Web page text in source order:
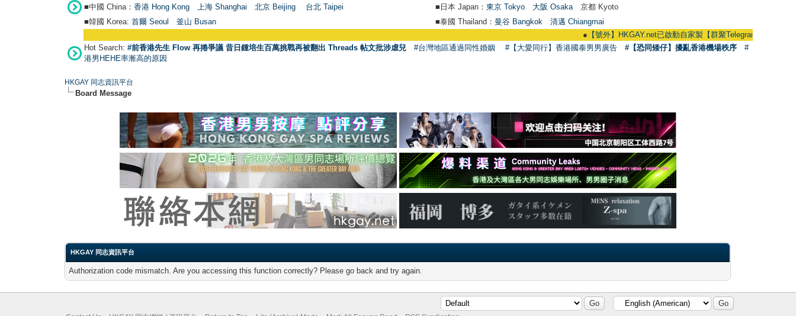
■中國 China： 香港 Hong Kong 上海 Shanghai 北京 Beijing 台北 Taipei ■日本 Japan： 東京 Tokyo 大阪 Osaka 京都 Kyoto
■韓國 Korea: 首爾 Seou 釜山 Busan ■泰國 Thailand： 曼谷 Bangkok
清邁 Chiangmai
【號外】HKGAY.net已啟動自家製【群聚Telegram群組】
Hot Search: #前香港先生 Flow 再捲爭議 昔日鍾培生百萬挑戰再被翻出 Threads 帖文批涉虐兒 #台灣地區通過同性婚姻 #【大愛同行】香港國泰男男廣告 #【恐同矮仔】擾亂香港機場秩序
#
港男HEHE率漸高的原因
HKGAY 同志資訊平台
Board Message
HKGAY 同志資訊平台
Authorization code mismatch. Are you accessing this function correctly? Please go back and try again.